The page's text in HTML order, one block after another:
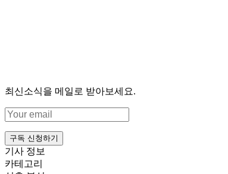
최신소식을 메일로 받아보세요.
구독 신청하기
기사 정보
카테고리